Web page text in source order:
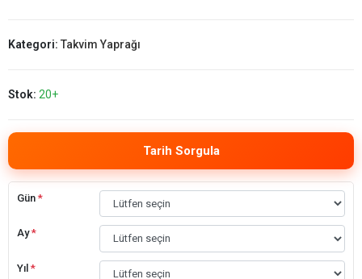
Kategori: Takvim Yaprağı
Stok: 20+
Tarih Sorgula
Gün *
Ay*
Yıl *